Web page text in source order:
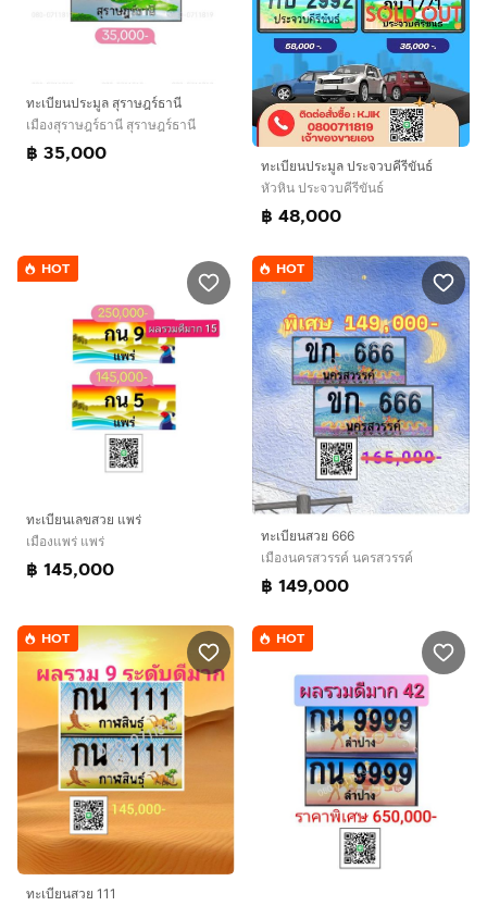
ทะเบียนประมูล สุราษฎร์ธานี
เมืองสุราษฎร์ธานี สุราษฎร์ธานี
฿ 35,000
ทะเบียนประมูล ประจวบคีรีขันธ์​
หัวหิน ประจวบคีรีขันธ์
฿ 48,000
HOT
ทะเบียนเลขสวย​ แพร่
เมืองแพร่ แพร่
฿ 145,000
HOT
ทะเบียนสวย 666
เมืองนครสวรรค์ นครสวรรค์
฿ 149,000
HOT
ทะเบียนสวย 111
HOT